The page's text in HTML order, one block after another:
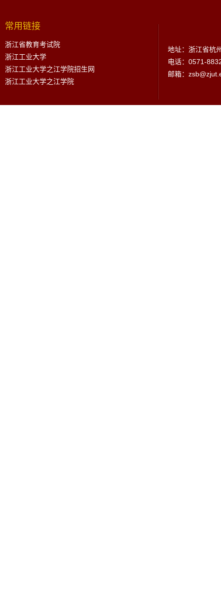
常用链接
浙江省教育考试院
浙江工业大学
浙江工业大学之江学院招生网
浙江工业大学之江学院
地址：浙江省杭
电话：0571-
邮箱：